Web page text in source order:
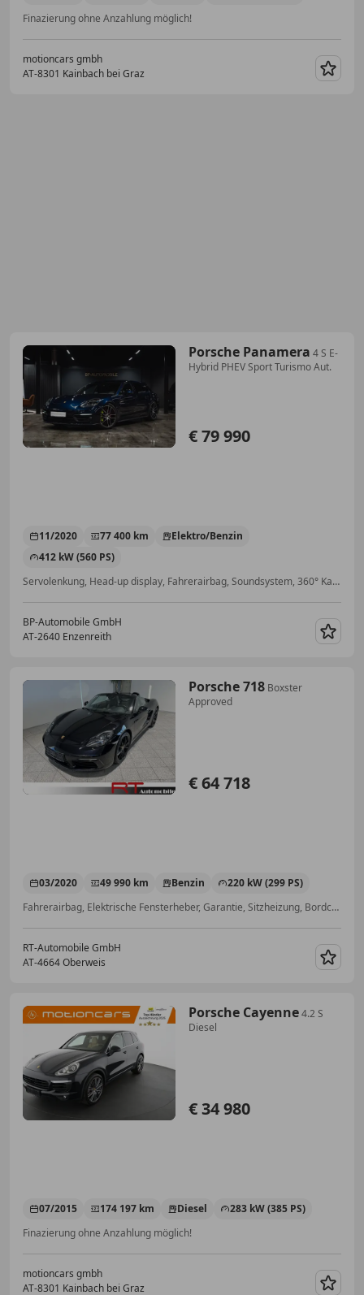
Finazierung ohne Anzahlung möglich!
motioncars gmbh
AT-8301 Kainbach bei Graz
Porsche Panamera 4 S E-
Hybrid PHEV Sport Turismo Aut.
€ 79 990
11/2020 77 400 km
Elektro/Benzin
412 kW (560 PS)
Servolenkung, Head-up display, Fahrerairbag, Soundsystem, 360° Kamera, Alarmanlage, 4-Zonen-Klimaautomatik, Beheizbares Lenkrad
BP-Automobile GmbH
AT-2640 Enzenreith
Porsche 718 Boxster
Approved
€ 64 718
03/2020 49 990 km Benzin
220 kW (299 PS)
Fahrerairbag, Elektrische Fensterheber, Garantie, Sitzheizung, Bordcomputer, Scheckheftgepflegt, Schaltwippen, Elektrische Seitenspiegel
RT-Automobile GmbH
AT-4664 Oberweis
Porsche Cayenne4.2 S
Diesel
€ 34 980
07/2015 174 197 km Diesel
283 kW (385 PS)
Finazierung ohne Anzahlung möglich!
motioncars gmbh
AT-8301 Kainbach bei Graz